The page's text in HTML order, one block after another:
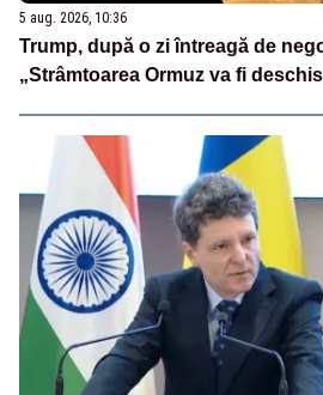
5 aug. 2026, 10:36
Trump, după o zi întreagă de
„Strâmtoarea Ormuz va fi